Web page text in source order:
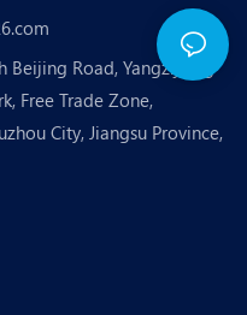
Road, Yangzijiang
Free Trade Zone,
City, Jiangsu Province,